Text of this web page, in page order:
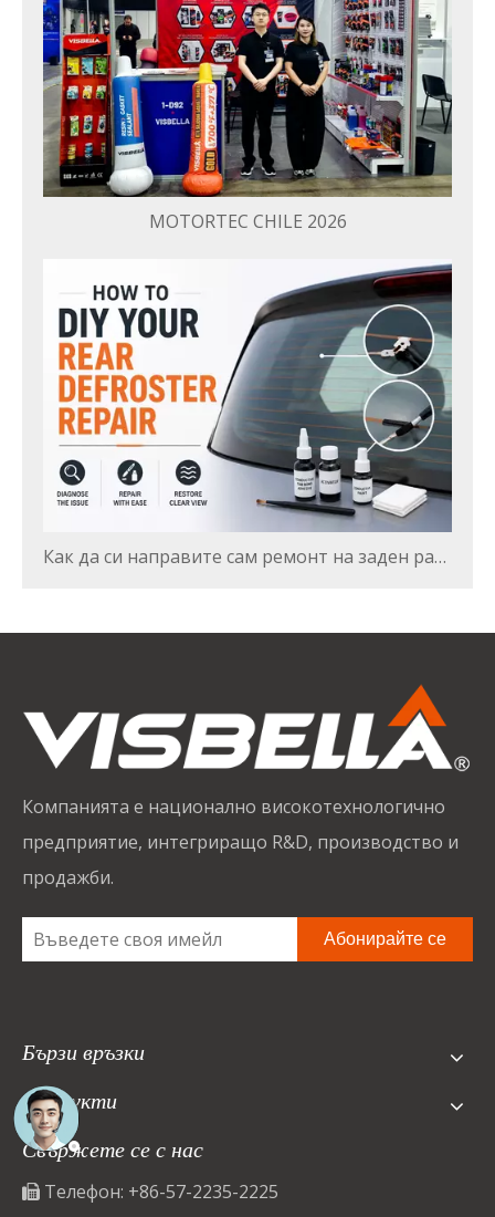
MOTORTEC CHILE 2026
Как да си направите сам ремонт на заден размразител
Компанията е национално високотехнологично
предприятие, интегриращо R&D, производство и
продажби.
Абонирайте се
Бързи връзки
Продукти
Свържете се с нас
 Телефон: +86-57-2235-2225